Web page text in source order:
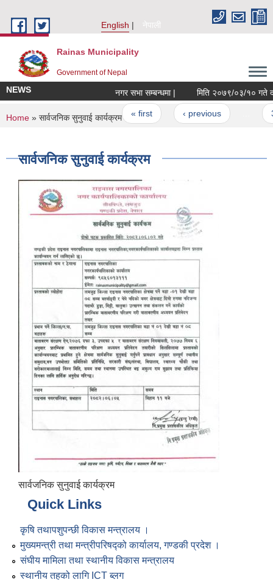
English
नेपाली
Rainas Municipality
Government of Nepal
NEWS नगर सभा सम्बन्धमा |
Pages
« first ‹ previous
You are here
Home » सार्वजनिक सुनुवाई कार्यक्रम
सार्वजनिक सुनुवाई कार्यक्रम
सार्वजनिक सुनुवाई कार्यक्रम
Quick Links
कृषि तथापशुपन्छी विकास मन्त्रालय ।
मुख्यमन्त्री तथा मन्त्रीपरिषद्को कार्यालय, गण्डकी प्रदेश ।
संघीय मामिला तथा स्थानीय विकास मन्त्रालय
स्थानीय तहको लागि ICT ब्लग